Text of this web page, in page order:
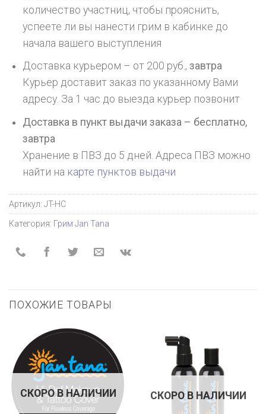
количество участниц, чтобы прояснить,
успеете ли вы нанести грим в кабинке до
начала вашего выступления
Доставка курьером – от 200 руб.,завтра
Курьер доставит заказ по указанному Вами
адресу. За 1 час до выезда курьер позвонит
Доставка в пункт выдачи заказа – бесплатно,
завтра
Хранение в ПВЗ до 5 дней. Адреса ПВЗ можно
найти на карте пунктов выдачи
Артикул: JT-HC
Категория: Грим Jan Tana
ПОХОЖИЕ ТОВАРЫ
СКОРО В НАЛИЧИИ СКОРО В НАЛИЧИИ